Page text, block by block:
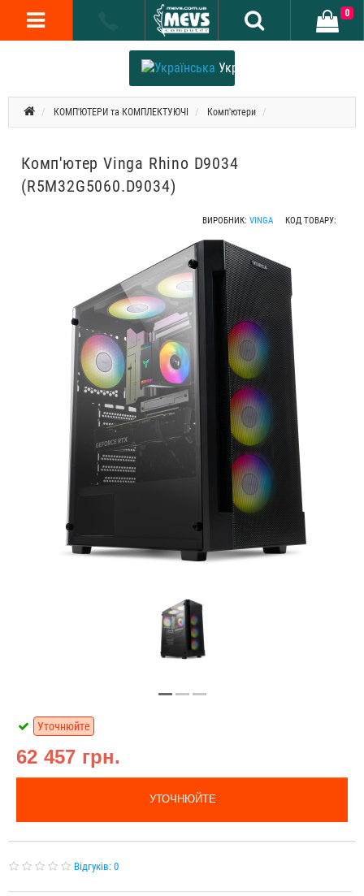
Українська
0
КОМП'ЮТЕРИ та КОМПЛЕКТУЮЧІ Комп'ютери
Комп'ютер Vinga Rhino D9034
(R5M32G5060.D9034)
ВИРОБНИК: VINGA КОД ТОВАРУ:
62 457 грн.
Уточнюйте
УТОЧНЮЙТЕ
Відгуків: 0